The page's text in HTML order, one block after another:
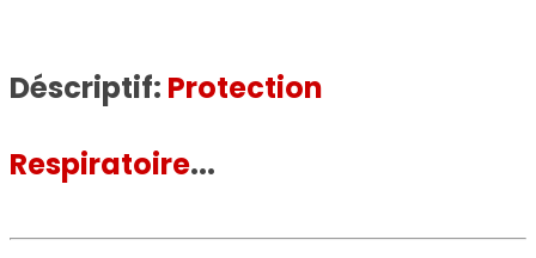
Déscriptif: Protection
Respiratoire...